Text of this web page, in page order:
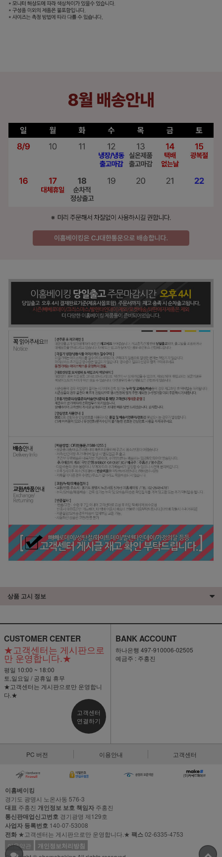
상품 고시 정보
CUSTOMER CENTER
★고객센터는 게시판으로
만 운영합니다.★
평일 10:00 ~ 18:00
토,일요일 / 공휴일 휴무
★고객센터는 게시판으로만 운영합니
다.★
고객센터
연결하기
BANK ACCOUNT
하나은행 497-910006-02505
예금주 : 주홍진
PC 버전 이용안내 고객센터
이홈베이킹
경기도 광명시 노온사동 576-3
대표 주홍진 개인정보 보호 책임자 주홍진
통신판매업신고번호 경기광명 제129호
사업자 등록번호 140-07-53008
전화 ★고객센터는 게시판으로만 운영합니다.★ 팩스02-6335-4753
이용약관
개인정보처리방침